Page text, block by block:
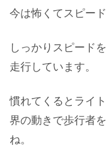
今は怖くてスピー
しっかりスピード
走行しています。
慣れてくるとライ
界の動きで歩行者
ね。